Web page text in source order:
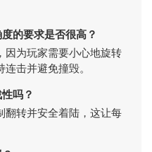
的要求是否很高？
因为玩家需要小心地旋转
击并避免撞毁。
吗？
翻转并安全着陆，这让每